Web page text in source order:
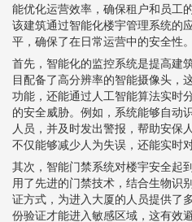
能优化运营效率，确保租户和员工
该建筑通过智能化楼宇管理系统的
平，确保了在日常运营中的安全性。
首先，智能化的监控系统是提高建
目配备了高分辨率的智能摄像头，
功能，还能通过人工智能算法实时
的安全威胁。例如，系统能够自动
人员，并及时发出警报，帮助安保
不仅能够减少人为失误，还能实时
其次，智能门禁系统对楼宇安全起
用了先进的门禁技术，结合生物识
证方式，为进入大厦的人员提供了
份验证才能进入敏感区域，这有效